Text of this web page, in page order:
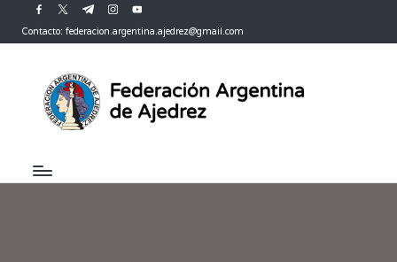
Saltar
contenido
facebook.com
twitter.com
t.me instagram.com
youtube.com
Contacto: federacion.argentina.ajedrez@gmail.com